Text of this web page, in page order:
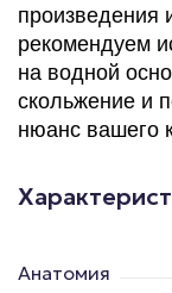
произведения
рекомендуем
на водной
скольжение и
нюанс вашего
Анатомия